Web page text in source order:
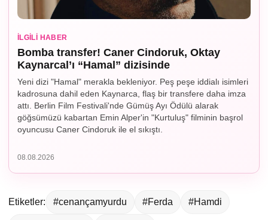
İLGILI HABER
Bomba transfer! Caner Cindoruk, Oktay
Kaynarcal’ı “Hamal” dizisinde
Yeni dizi "Hamal" merakla bekleniyor. Peş peşe iddialı isimleri
kadrosuna dahil eden Kaynarca, flaş bir transfere daha imza
attı. Berlin Film Festivali'nde Gümüş Ayı Ödülü alarak
göğsümüzü kabartan Emin Alper'in "Kurtuluş" filminin başrol
oyuncusu Caner Cindoruk ile el sıkıştı.
08.08.2026
Etiketler: #cenançamyurdu #Ferda #Hamdi